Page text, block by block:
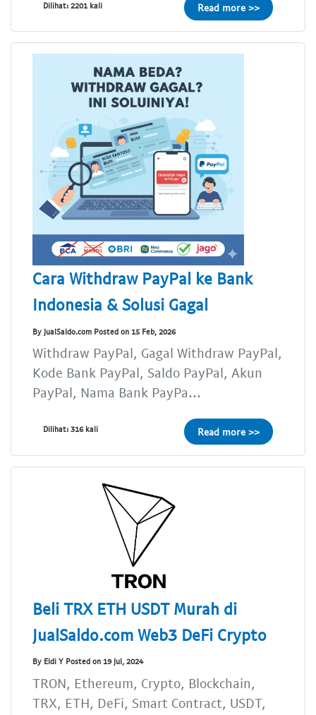
Dilihat: 2201 kali Read more >>
Cara Withdraw PayPal ke Bank
Indonesia & Solusi Gagal
By JualSaldo.com Posted on 15 Feb, 2026
Withdraw PayPal, Gagal Withdraw PayPal,
Kode Bank PayPal, Saldo PayPal, Akun
PayPal, Nama Bank PayPa...
Dilihat: 316 kali Read more >>
Beli TRX ETH USDT Murah di
JualSaldo.com Web3 DeFi Crypto
By Eldi Y Posted on 19 Jul, 2024
TRON, Ethereum, Crypto, Blockchain,
TRX, ETH, DeFi, Smart Contract, USDT,